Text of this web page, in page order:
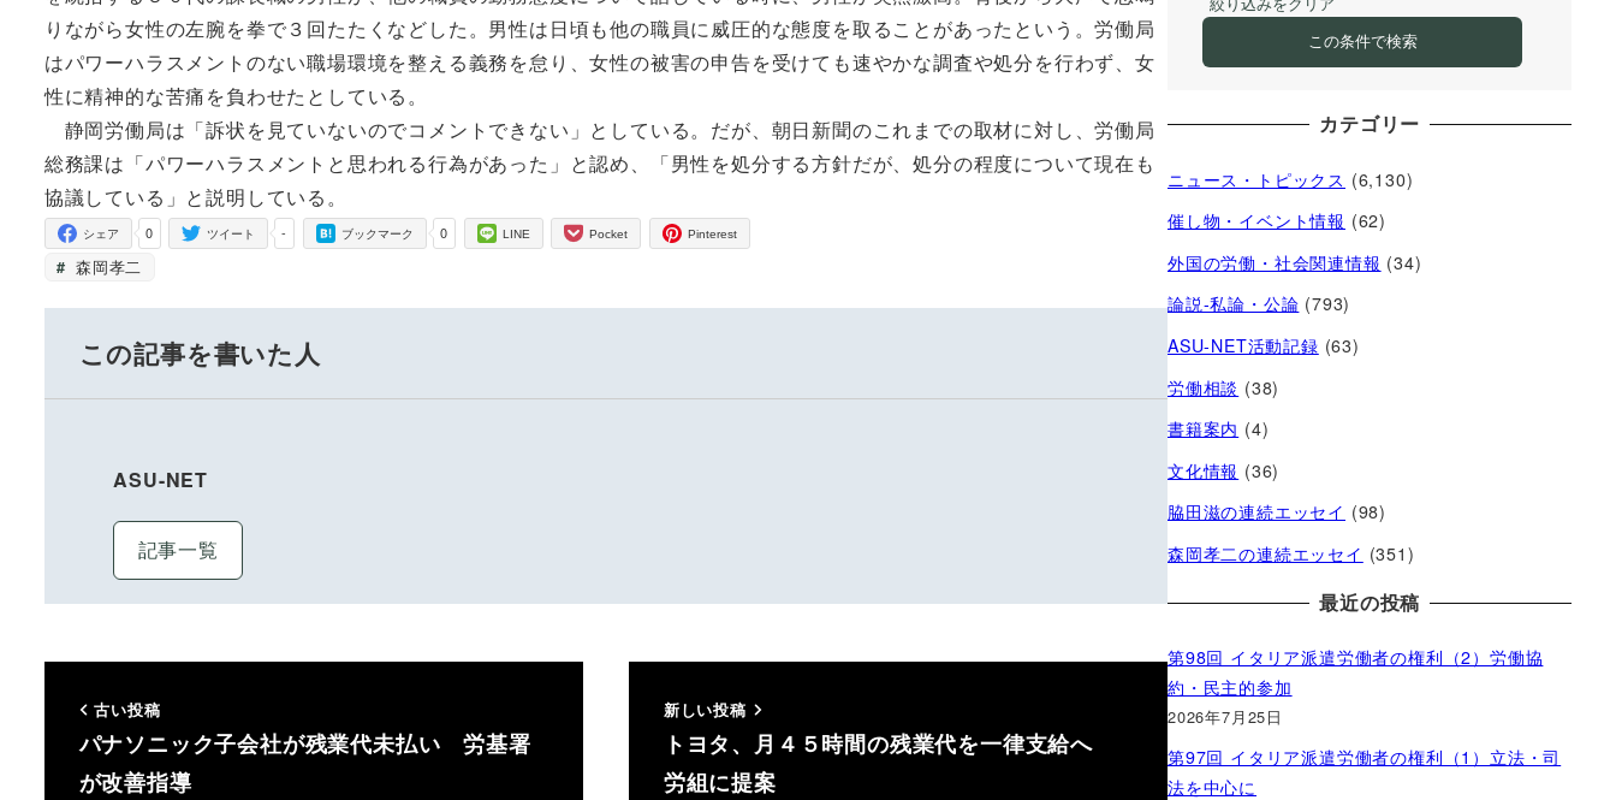
りながら女性の左腕を拳で３回たたくなどした。男性は日頃も他の職員に威圧的な態度を取ることがあったという。労働局
はパワーハラスメントのない職場環境を整える義務を怠り、女性の被害の申告を受けても速やかな調査や処分を行わず、女
性に精神的な苦痛を負わせたとしている。
静岡労働局は「訴状を見ていないのでコメントできない」としている。だが、朝日新聞のこれまでの取材に対し、労働局
総務課は「パワーハラスメントと思われる行為があった」と認め、「男性を処分する方針だが、処分の程度について現在も
協議している」と説明している。
0
シェア -
ツイート 0
ブックマーク LINE Pocket Pinterest
森岡孝二
この記事を書いた人
ASU-NET
記事一覧
古い投稿
パナソニック子会社が残業代未払い 労基署
が改善指導
新しい投稿
トヨタ、月４５時間の残業代を一律支給へ
労組に提案
絞り込みをクリア
この条件で検索
カテゴリー
ニュース・トピックス (6,130)
催し物・イベント情報 (62)
外国の労働・社会関連情報 (34)
論説-私論・公論 (793)
ASU-NET活動記録 (63)
労働相談 (38)
書籍案内 (4)
文化情報 (36)
脇田滋の連続エッセイ (98)
森岡孝二の連続エッセイ (351)
最近の投稿
第98回 イタリア派遣労働者の権利（2）労働協
約・民主的参加
2026年7月25日
第97回 イタリア派遣労働者の権利（1）立法・司
法を中心に